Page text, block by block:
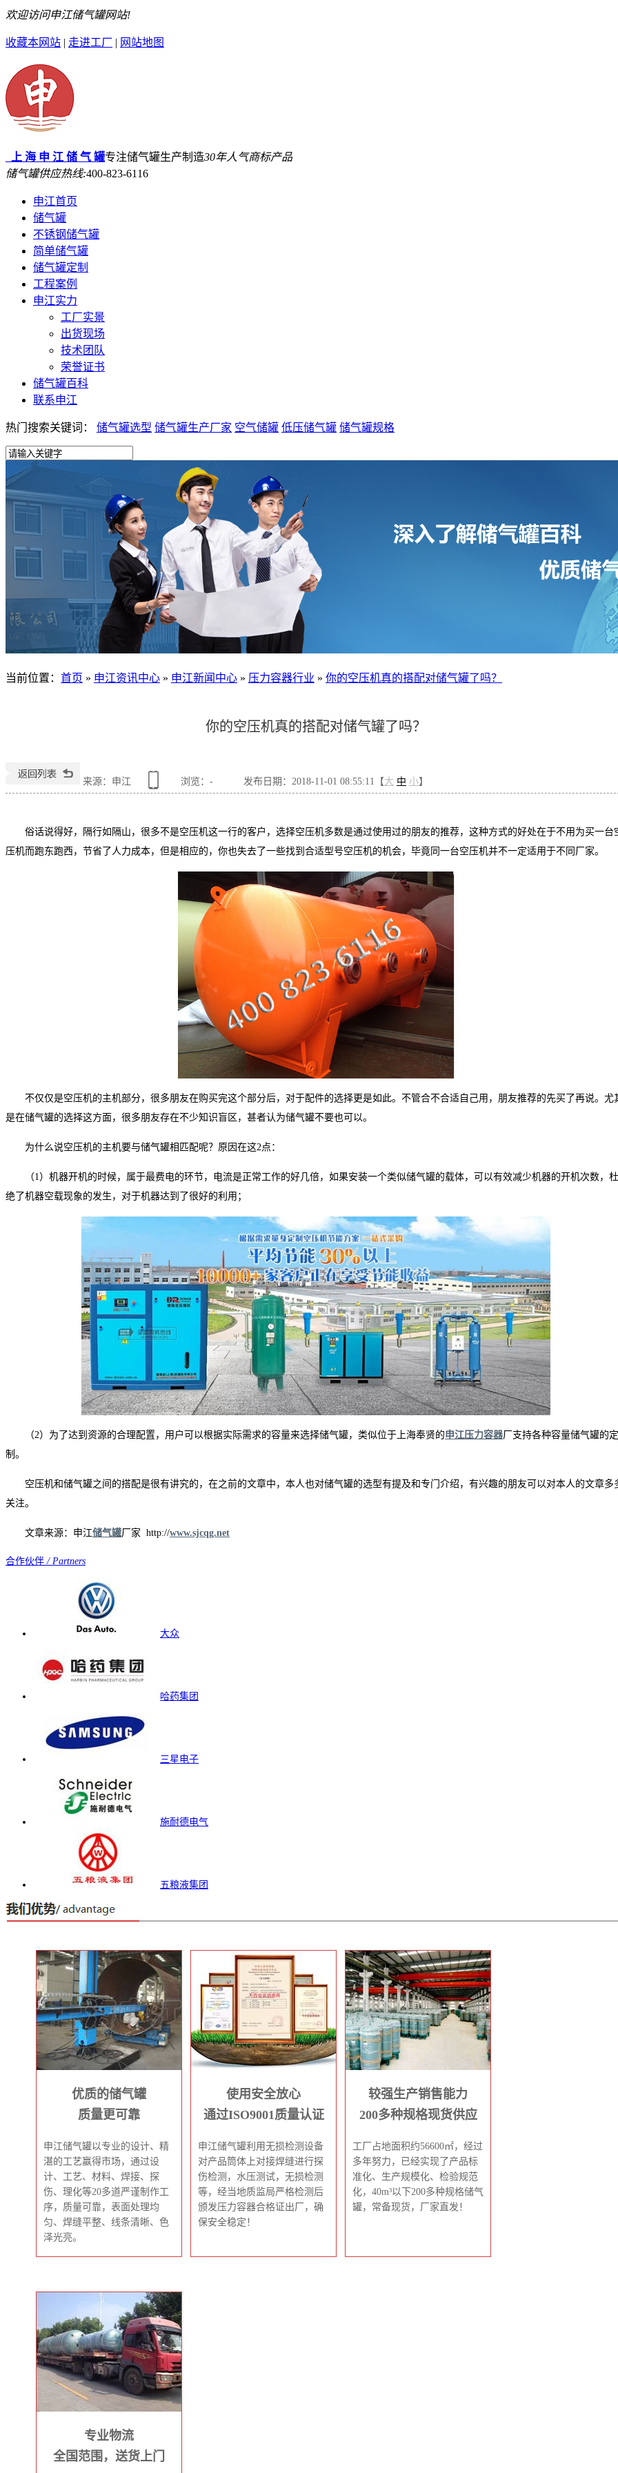
欢迎访问申江储气罐网站!
收藏本网站 | 走进工厂 | 网站地图
上 海 申 江 储 气 罐专注储气罐生产制造30年人气商标产品
储气罐供应热线:400-823-6116
申江首页
储气罐
不锈钢储气罐
简单储气罐
储气罐定制
工程案例
申江实力
工厂实景
出货现场
技术团队
荣誉证书
储气罐百科
联系申江
热门搜索关键词： 储气罐选型 储气罐生产厂家 空气储罐 低压储气罐 储气罐规格
当前位置 ： 首页 » 申江资讯中心 » 申江新闻中心 » 压力容器行业 » 你的空压机真的搭配对储气罐了吗？
你的空压机真的搭配对储气罐了吗？
来源：申江 浏览： - 发布日期：2018-11-01 08:55:11【大 中 小】
俗话说得好，隔行如隔山，很多不是空压机这一行的客户，选择空压机多数是通过使用过的朋友的推荐，这种方式的好处在于不用为买一台
压机而跑东跑西，节省了人力成本，但是相应的，你也失去了一些找到合适型号空压机的机会，毕竟同一台空压机并不一定适用于不同厂家。
不仅仅是空压机的主机部分，很多朋友在购买完这个部分后，对于配件的选择更是如此。不管合不合适自己用，朋友推荐的先买了再说。尤
是在储气罐的选择这方面，很多朋友存在不少知识盲区，甚者认为储气罐不要也可以。
为什么说空压机的主机要与储气罐相匹配呢？原因在这2点：
（1）机器开机的时候，属于最费电的环节，电流是正常工作的好几倍，如果安装一个类似储气罐的载体，可以有效减少机器的开机次数，杜
绝了机器空载现象的发生，对于机器达到了很好的利用；
（2）为了达到资源的合理配置，用户可以根据实际需求的容量来选择储气罐，类似位于上海奉贤的申江压力容器厂支持各种容量储气罐的定
制。
空压机和储气罐之间的搭配是很有讲究的，在之前的文章中，本人也对储气罐的选型有提及和专门介绍，有兴趣的朋友可以对本人的文章多
关注。
文章来源：申江储气罐厂家 http://www.sjcqg.net
合作伙伴/ Partners
大众
哈药集团
三星电子
施耐德电气
五粮液集团
优质的储气罐
质量更可靠
申江储气罐以专业的设计、精
湛的工艺赢得市场，通过设
计、工艺、材料、焊接、探
伤、理化等20多道严谨制作工
序，质量可靠，表面处理均
匀、焊缝平整、线条清晰、色
泽光亮。
使用安全放心
通过ISO9001质量认证
申江储气罐利用无损检测设备
对产品筒体上对接焊缝进行探
伤检测，水压测试，无损检测
等，经当地质监局严格检测后
颁发压力容器合格证出厂，确
保安全稳定！
较强生产销售能力
200多种规格现货供应
工厂占地面积约56600㎡，经过
多年努力，已经实现了产品标
准化、生产规模化、检验规范
化，40m³以下200多种规格储气
罐，常备现货，厂家直发！
专业物流
全国范围，送货上门